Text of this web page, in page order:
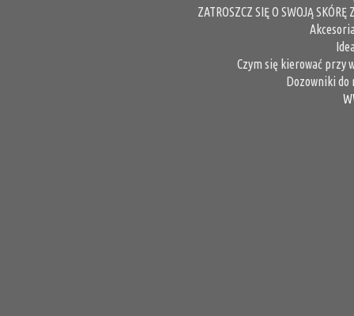
ZATROSZCZ SIĘ O SWOJĄ
Czym się kierować przy
Dozowniki do